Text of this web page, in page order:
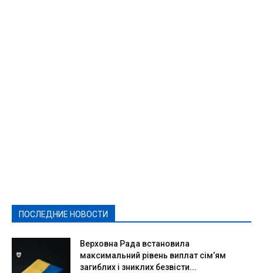
ПОСЛЕДНИЕ НОВОСТИ
Верховна Рада встановила
максимальний рівень виплат сім’ям
загиблих і зниклих безвісти...